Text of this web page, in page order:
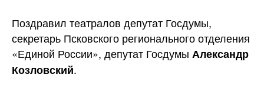
Поздравил театралов депутат Госдумы,
секретарь Псковского регионального отделения
«Единой России», депутат Госдумы Александр
Козловский.